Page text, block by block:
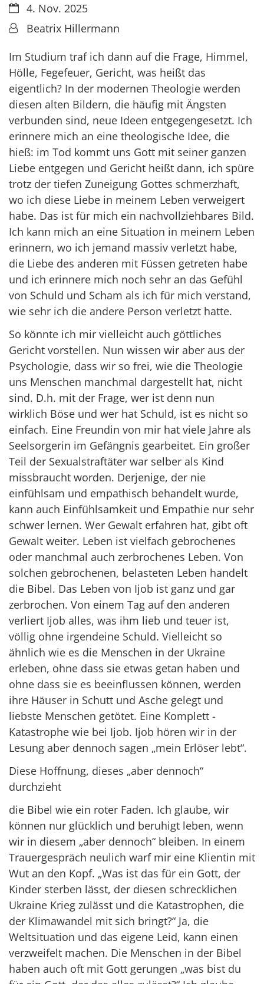
Datum:4. Nov. 2025
Von:Beatrix Hillermann
Im Studium traf ich dann auf die Frage, Himmel,
Hölle, Fegefeuer, Gericht, was heißt das
eigentlich? In der modernen Theologie werden
diesen alten Bildern, die häufig mit Ängsten
verbunden sind, neue Ideen entgegengesetzt. Ich
erinnere mich an eine theologische Idee, die
hieß: im Tod kommt uns Gott mit seiner ganzen
Liebe entgegen und Gericht heißt dann, ich spüre
trotz der tiefen Zuneigung Gottes schmerzhaft,
wo ich diese Liebe in meinem Leben verweigert
habe. Das ist für mich ein nachvollziehbares Bild.
Ich kann mich an eine Situation in meinem Leben
erinnern, wo ich jemand massiv verletzt habe,
die Liebe des anderen mit Füssen getreten habe
und ich erinnere mich noch sehr an das Gefühl
von Schuld und Scham als ich für mich verstand,
wie sehr ich die andere Person verletzt hatte.
So könnte ich mir vielleicht auch göttliches
Gericht vorstellen. Nun wissen wir aber aus der
Psychologie, dass wir so frei, wie die Theologie
uns Menschen manchmal dargestellt hat, nicht
sind. D.h. mit der Frage, wer ist denn nun
wirklich Böse und wer hat Schuld, ist es nicht so
einfach. Eine Freundin von mir hat viele Jahre als
Seelsorgerin im Gefängnis gearbeitet. Ein großer
Teil der Sexualstraftäter war selber als Kind
missbraucht worden. Derjenige, der nie
einfühlsam und empathisch behandelt wurde,
kann auch Einfühlsamkeit und Empathie nur sehr
schwer lernen. Wer Gewalt erfahren hat, gibt oft
Gewalt weiter. Leben ist vielfach gebrochenes
oder manchmal auch zerbrochenes Leben. Von
solchen gebrochenen, belasteten Leben handelt
die Bibel. Das Leben von Ijob ist ganz und gar
zerbrochen. Von einem Tag auf den anderen
verliert Ijob alles, was ihm lieb und teuer ist,
völlig ohne irgendeine Schuld. Vielleicht so
ähnlich wie es die Menschen in der Ukraine
erleben, ohne dass sie etwas getan haben und
ohne dass sie es beeinflussen können, werden
ihre Häuser in Schutt und Asche gelegt und
liebste Menschen getötet. Eine Komplett -
Katastrophe wie bei Ijob. Ijob hören wir in der
Lesung aber dennoch sagen „mein Erlöser lebt“.
Diese Hoffnung, dieses „aber dennoch“
durchzieht
die Bibel wie ein roter Faden. Ich glaube, wir
können nur glücklich und beruhigt leben, wenn
wir in diesem „aber dennoch“ bleiben. In einem
Trauergespräch neulich warf mir eine Klientin mit
Wut an den Kopf. „Was ist das für ein Gott, der
Kinder sterben lässt, der diesen schrecklichen
Ukraine Krieg zulässt und die Katastrophen, die
der Klimawandel mit sich bringt?“ Ja, die
Weltsituation und das eigene Leid, kann einen
verzweifelt machen. Die Menschen in der Bibel
haben auch oft mit Gott gerungen „was bist du